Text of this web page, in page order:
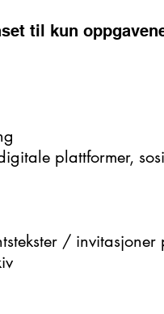
til kun
plattformer,
/